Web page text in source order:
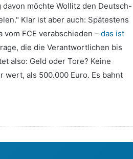
möchte Wollitz den Deutsch-
Klar ist aber auch: Spätestens
FCE verabschieden – das ist
die die Verantwortlichen bis
also: Geld oder Tore? Keine
als 500.000 Euro. Es bahnt